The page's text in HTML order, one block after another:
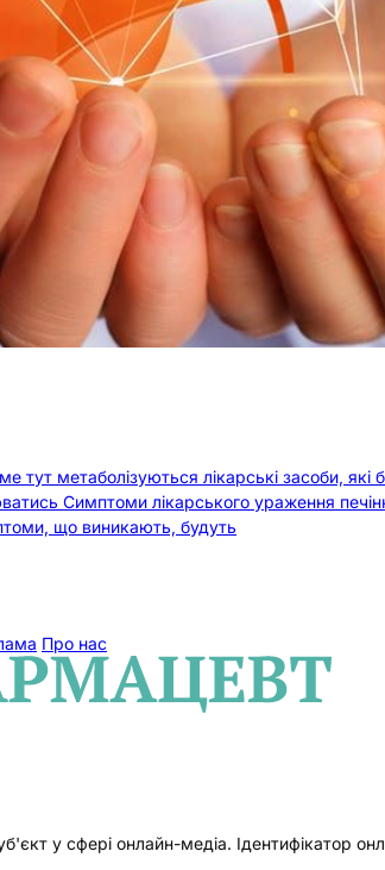
тут метаболізуються лікарські засоби,
Симптоми лікарського ураження
що виникають, будуть
Про нас
онлайн-медіа. Ідентифікатор